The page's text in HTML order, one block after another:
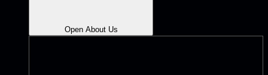
Open About Us